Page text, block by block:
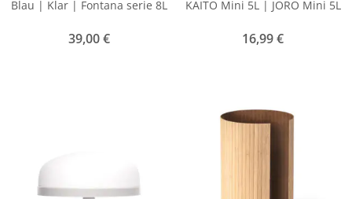
Blau | Klar | Fontana serie 8L
39,00€
KAITO Mini 5L | JORO Mini 5L
16,99€